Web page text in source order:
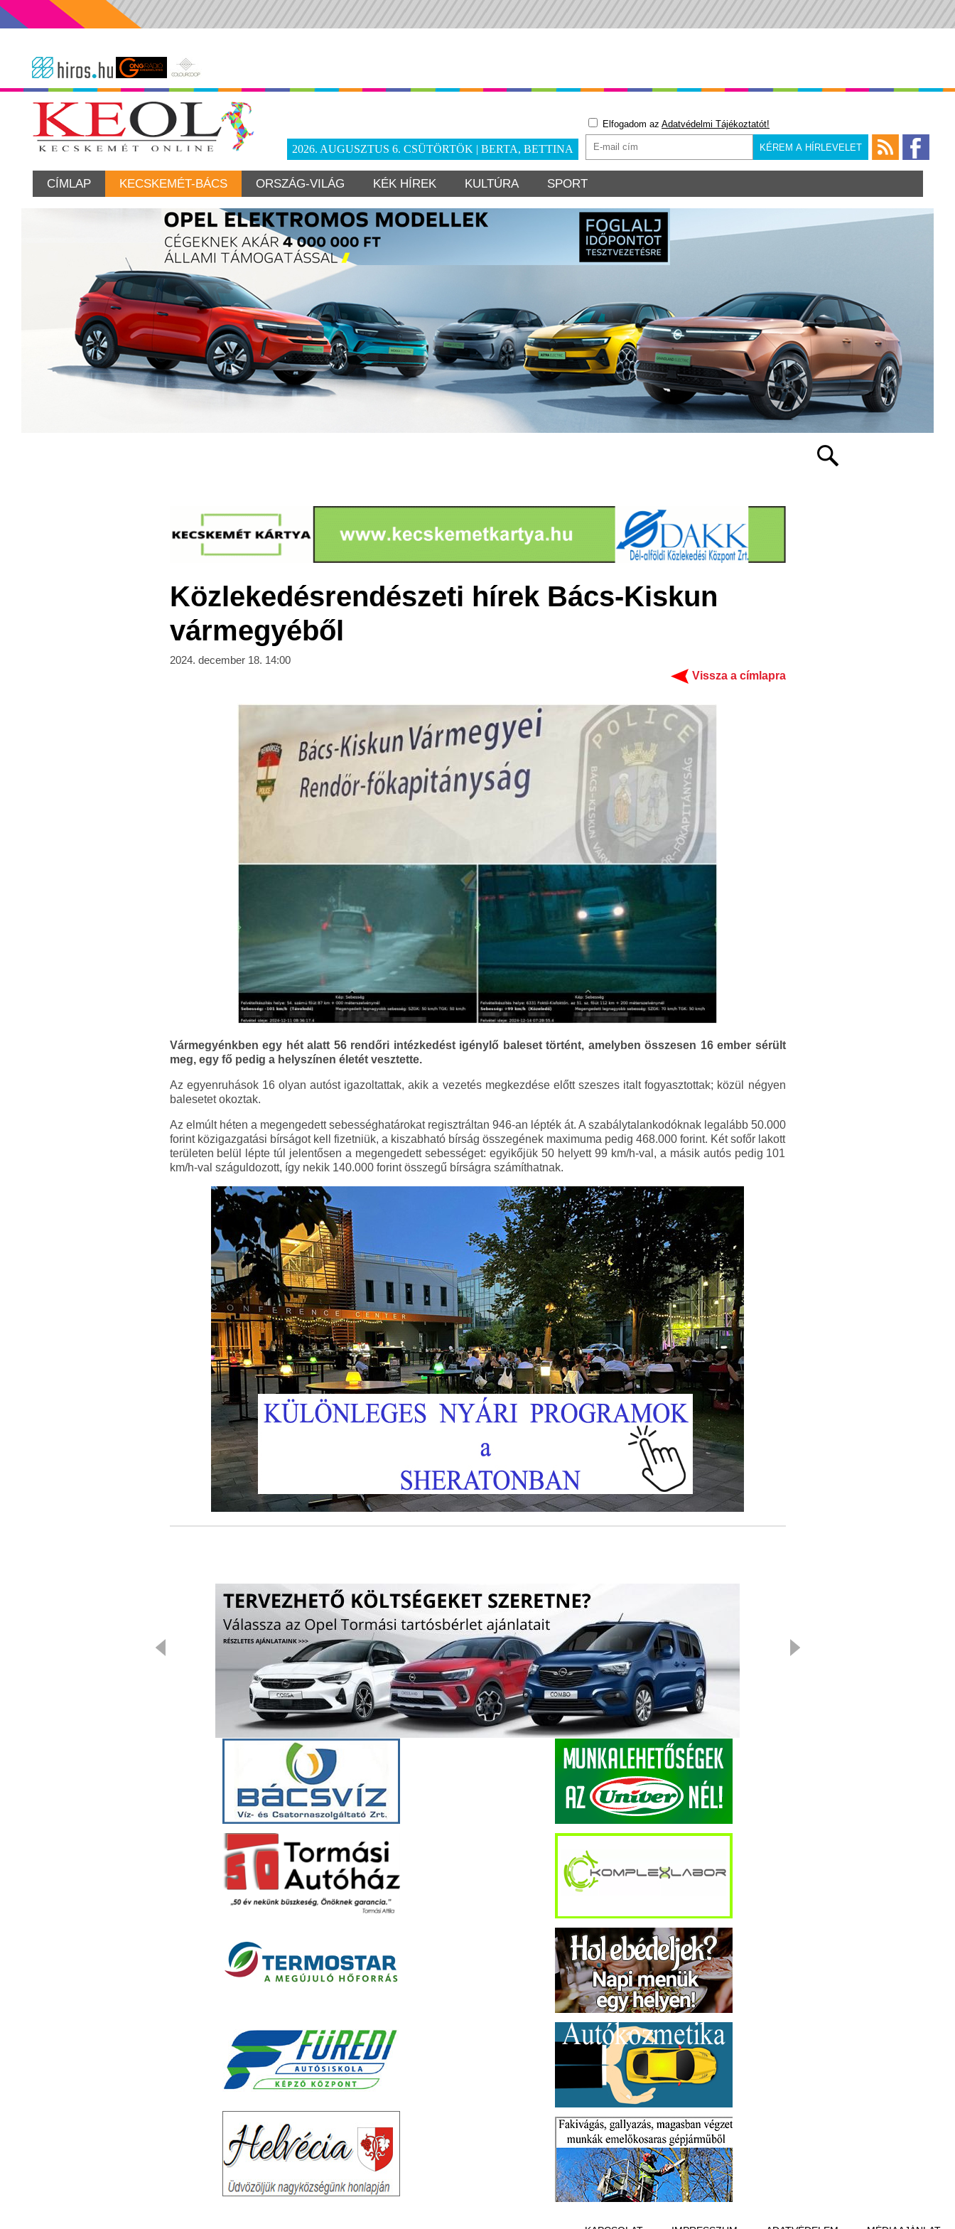
2026. AUGUSZTUS 6. CSÜTÖRTÖK | BERTA, BETTINA
Elfogadom az Adatvédelmi Tájékoztatót!
CÍMLAP KECSKEMÉT-BÁCS ORSZÁG-VILÁG KÉK HÍREK KULTÚRA SPORT
Közlekedésrendészeti hírek Bács-Kiskun
vármegyéből
2024. december 18. 14:00
Vissza a címlapra
Vármegyénkben egy hét alatt 56 rendőri intézkedést igénylő baleset történt, amelyben összesen 16 ember sérült
meg, egy fő pedig a helyszínen életét vesztette.
Az egyenruhások 16 olyan autóst igazoltattak, akik a vezetés megkezdése előtt szeszes italt fogyasztottak; közül négyen
balesetet okoztak.
Az elmúlt héten a megengedett sebességhatárokat regisztráltan 946-an lépték át. A szabálytalankodóknak legalább 50.000
forint közigazgatási bírságot kell fizetniük, a kiszabható bírság összegének maximuma pedig 468.000 forint. Két sofőr lakott
területen belül lépte túl jelentősen a megengedett sebességet: egyikőjük 50 helyett 99 km/h-val, a másik autós pedig 101
km/h-val száguldozott, így nekik 140.000 forint összegű bírságra számíthatnak.